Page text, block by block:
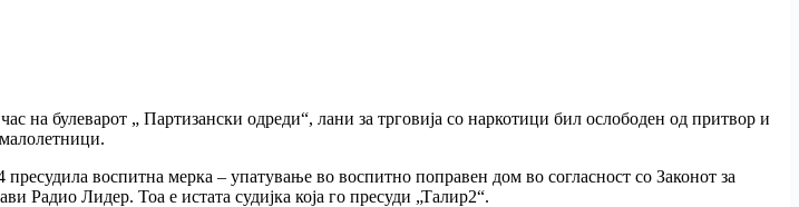
на булеварот „ Партизански одреди“, лани за трговија со наркотици бил ослободен од притвор и
пресудила воспитна мерка – упатување во воспитно поправен дом во согласност со Законот за
Радио Лидер. Тоа е истата судијка која го пресуди „Талир2“.